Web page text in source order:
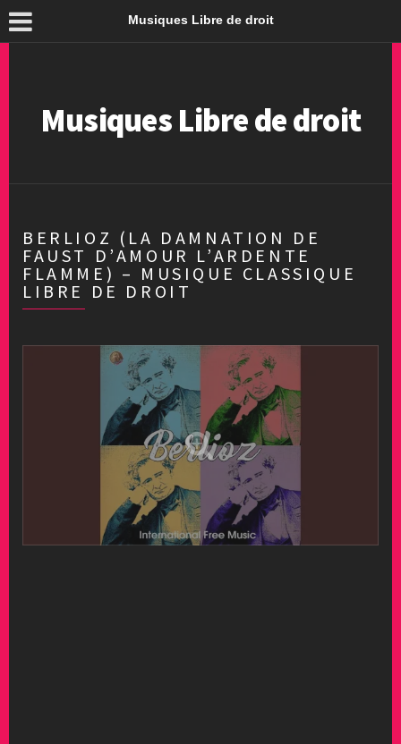
Musiques Libre de droit
Musiques Libre de droit
BERLIOZ (LA DAMNATION DE
FAUST D’AMOUR L’ARDENTE
FLAMME) – MUSIQUE CLASSIQUE
LIBRE DE DROIT